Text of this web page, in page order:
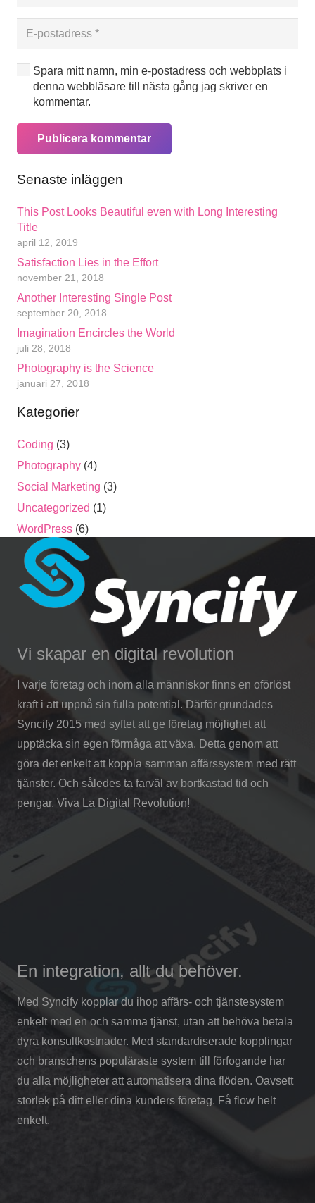
Spara mitt namn, min e-postadress och webbplats i
denna webbläsare till nästa gång jag skriver en
kommentar.
Publicera kommentar
Senaste inläggen
This Post Looks Beautiful even with Long Interesting
Title
april 12, 2019
Satisfaction Lies in the Effort
november 21, 2018
Another Interesting Single Post
september 20, 2018
Imagination Encircles the World
juli 28, 2018
Photography is the Science
januari 27, 2018
Kategorier
Coding (3)
Photography (4)
Social Marketing (3)
Uncategorized (1)
WordPress (6)
Vi skapar en digital revolution
I varje företag och inom alla människor finns en oförlöst
kraft i att uppnå sin fulla potential. Därför grundades
Syncify 2015 med syftet att ge företag möjlighet att
upptäcka sin egen förmåga att växa. Detta genom att
göra det enkelt att koppla samman affärssystem med rätt
tjänster. Och således ta farväl av bortkastad tid och
pengar. Viva La Digital Revolution!
En integration, allt du behöver.
Med Syncify kopplar du ihop affärs- och tjänstesystem
enkelt med en och samma tjänst, utan att behöva betala
dyra konsultkostnader. Med standardiserade kopplingar
och branschens populäraste system till förfogande har
du alla möjligheter att automatisera dina flöden. Oavsett
storlek på ditt eller dina kunders företag. Få flow helt
enkelt.